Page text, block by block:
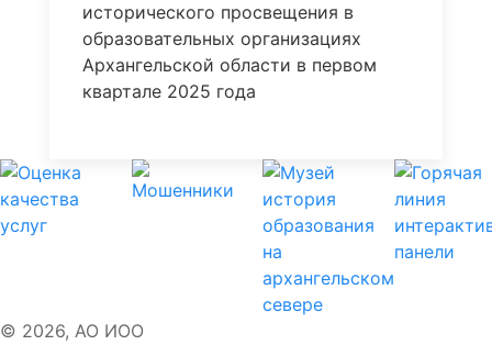
исторического просвещения в
образовательных организациях
Архангельской области в первом
квартале 2025 года
© 2026, АО ИОО